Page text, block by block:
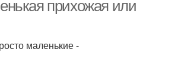
прихожая или
маленькие -